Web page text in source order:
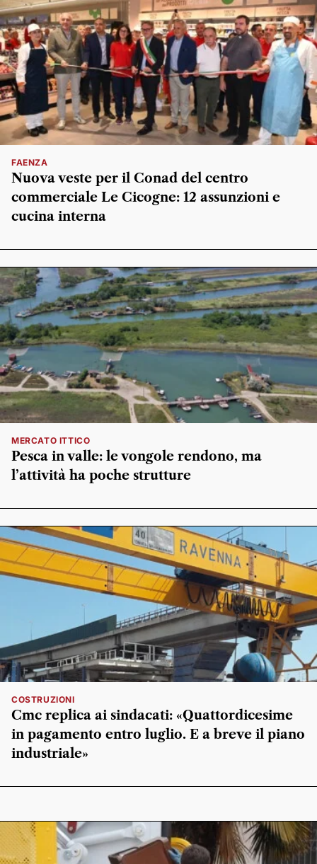
FAENZA
Nuova veste per il Conad del centro
commerciale Le Cicogne: 12 assunzioni e
cucina interna
MERCATO ITTICO
Pesca in valle: le vongole rendono, ma
l’attività ha poche strutture
COSTRUZIONI
Cmc replica ai sindacati: «Quattordicesime
in pagamento entro luglio. E a breve il piano
industriale»